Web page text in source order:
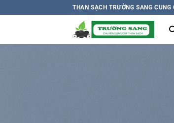
đến
dung
THAN SẠCH TRƯỜNG SANG